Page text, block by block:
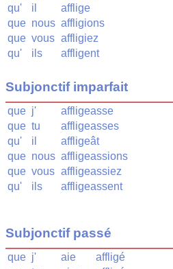
qu'
il
afflige
que nous affligions
que vous affligiez
qu'
ils affligent
Subjonctif imparfait
que j'
affligeasse
que tu
affligeasses
qu'
il
affligeât
que nous affligeassions
que vous affligeassiez
qu'
ils affligeassent
Subjonctif passé
que j' aie
affligé